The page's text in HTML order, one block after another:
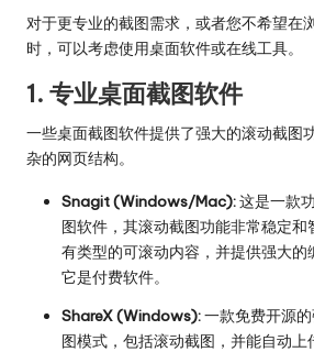
对于更专业的截图需求，或者您不希望在
时，可以考虑使用桌面软件或在线工具。
1. 专业桌面截图软件
一些桌面截图软件提供了强大的滚动截图
杂的网页结构。
Snagit (Windows/Mac):这是一款
图软件，其滚动截图功能非常稳定
有类型的可滚动内容，并提供强大的
它是付费软件。
ShareX (Windows):一款免费开源
图模式，包括滚动截图，并能自动